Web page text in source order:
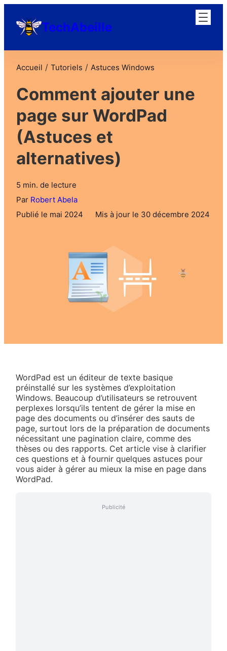
TechAbeille
Accueil / Tutoriels / Astuces Windows
Comment ajouter une
page sur WordPad
(Astuces et
alternatives)
5 min. de lecture
Par Robert Abela
Publié le mai 2024
Mis à jour le 30 décembre 2024
WordPad est un éditeur de texte basique
préinstallé sur les systèmes d’exploitation
Windows. Beaucoup d’utilisateurs se retrouvent
perplexes lorsqu’ils tentent de gérer la mise en
page des documents ou d’insérer des sauts de
page, surtout lors de la préparation de documents
nécessitant une pagination claire, comme des
thèses ou des rapports. Cet article vise à clarifier
ces questions et à fournir quelques astuces pour
vous aider à gérer au mieux la mise en page dans
WordPad.
Publicité